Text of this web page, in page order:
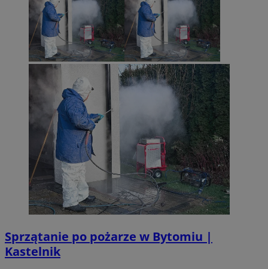
Sprzątanie po pożarze w Bytomiu |
Kastelnik